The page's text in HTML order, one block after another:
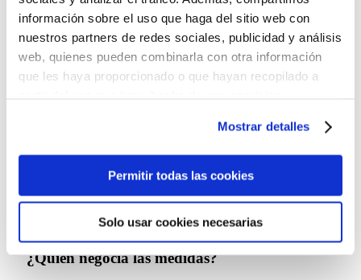
información sobre el uso que haga del sitio web con
nuestros partners de redes sociales, publicidad y análisis
web, quienes pueden combinarla con otra información
que les haya proporcionado o que hayan recopilado a
“Permitir todas las cookies”, rechazarlas todas salvo las
estrictamente técnicas pulsando el botón “Solo usar
cookies necesarias” o seleccionar aquellas para las que
presta su consentimiento pulsando el botón “Permitir
Consulta nuestraPolítica de Cookies
momento en el botón que aparece en la esquina
Mostrar detalles
Permitir todas las cookies
Solo usar cookies necesarias
decreto?
• Obliga a las empresas a establecer un conjunto de medidas
planificadas que asegure la igualdad y el respeto hacia las
personas LGTBI en el lugar de trabajo.
garantizar un trato justo a todas las personas,
género.
Preguntas frecuentes
¿Quién negocia las medidas?